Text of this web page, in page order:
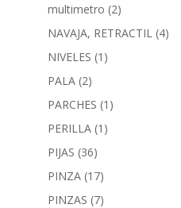
multimetro (2)
NAVAJA, RETRACTIL (4)
NIVELES (1)
PALA (2)
PARCHES (1)
PERILLA (1)
PIJAS (36)
PINZA (17)
PINZAS (7)